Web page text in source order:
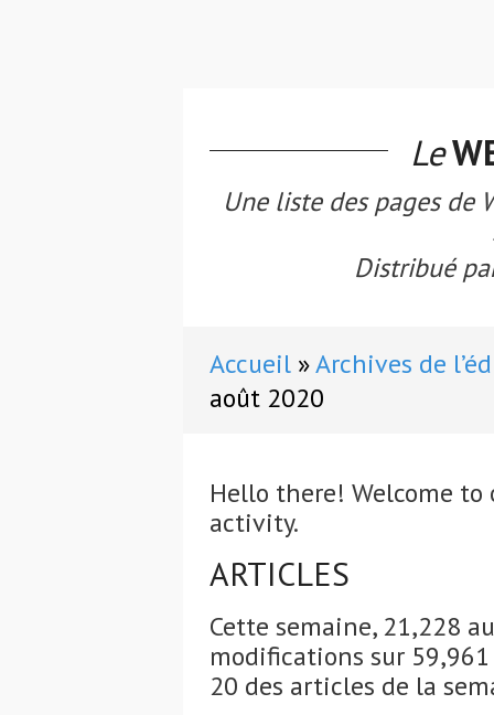
Le
Une liste des pages de
Distribué
Accueil
Archives de
août 2020
Hello there! Welcome
activity.
ARTICLES
Cette semaine, 21,228
modifications sur
20 des articles de la